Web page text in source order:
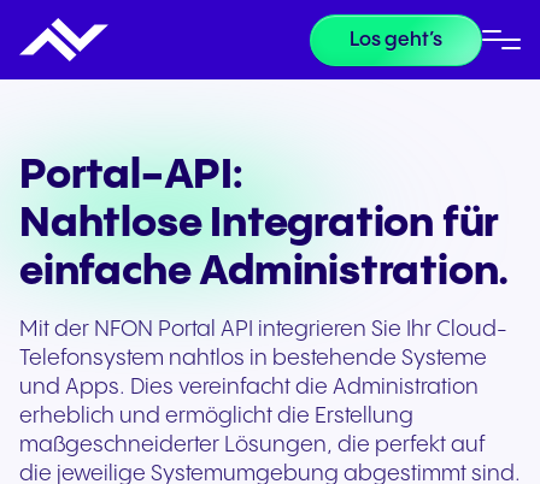
Los geht’s
Portal-API:
Nahtlose Integration für
einfache Administration.
Mit der NFON Portal API integrieren Sie Ihr Cloud-
Telefonsystem nahtlos in bestehende Systeme
und Apps. Dies vereinfacht die Administration
erheblich und ermöglicht die Erstellung
maßgeschneiderter Lösungen, die perfekt auf
die jeweilige Systemumgebung abgestimmt sind.